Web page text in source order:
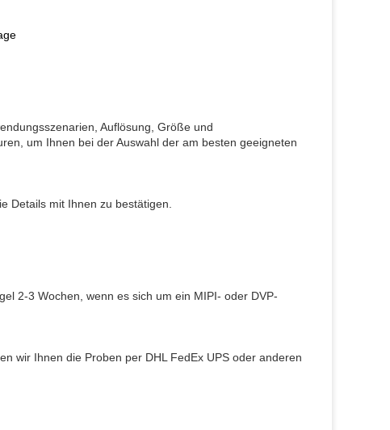
Auflösung, Größe und
um Ihnen bei der Auswahl der am besten geeigneten
Details mit Ihnen zu bestätigen.
2-3 Wochen, wenn es sich um ein MIPI- oder DVP-
wir Ihnen die Proben per DHL FedEx UPS oder anderen